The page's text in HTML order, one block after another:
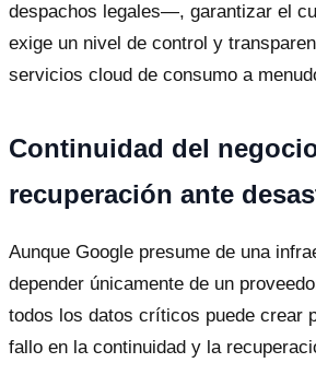
despachos legales—, garantizar el
exige un nivel de control y
servicios cloud de consumo a
Continuidad del
recuperación ante
Aunque Google presume de una
depender únicamente de un
todos los datos críticos puede crear
fallo en la continuidad y la